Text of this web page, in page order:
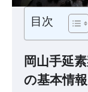
目次
岡山手延
の基本情報